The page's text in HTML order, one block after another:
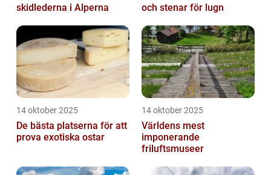
skidlederna i Alperna
och stenar för lugn
14 oktober 2025
De bästa platserna för att
prova exotiska ostar
14 oktober 2025
Världens mest
imponerande
friluftsmuseer